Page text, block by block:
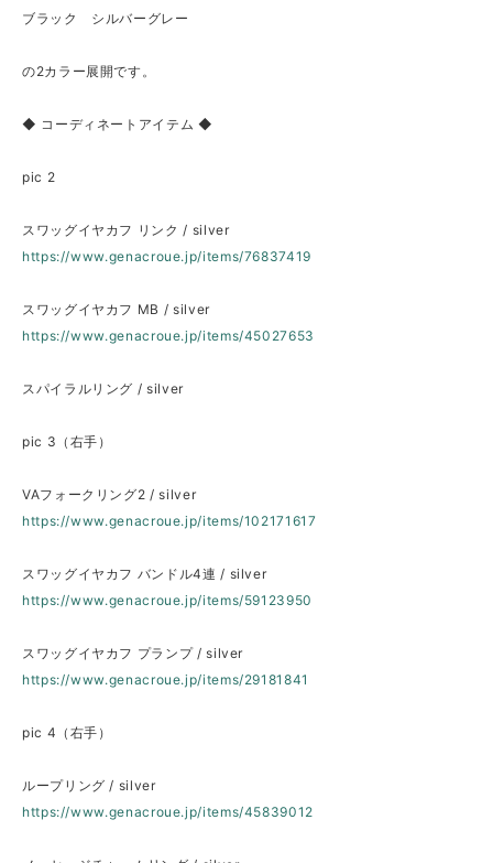
ブラック シルバーグレー
の2カラー展開です。
◆ コーディネートアイテム ◆
pic 2
スワッグイヤカフ リンク / silver
https://www.genacroue.jp/items/76837419
スワッグイヤカフ MB / silver
https://www.genacroue.jp/items/45027653
スパイラルリング / silver
pic 3（右手）
VAフォークリング2 / silver
https://www.genacroue.jp/items/102171617
スワッグイヤカフ バンドル4連 / silver
https://www.genacroue.jp/items/59123950
スワッグイヤカフ プランプ / silver
https://www.genacroue.jp/items/29181841
pic 4（右手）
ループリング / silver
https://www.genacroue.jp/items/45839012